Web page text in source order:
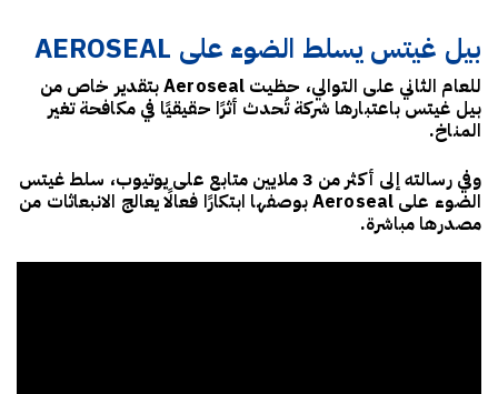
بيل غيتس يسلط الضوء على AEROSEAL
للعام الثاني على التوالي، حظيت Aerosealبتقدير خاص من
بيل غيتس باعتبارها شركة تُحدث أثرًا حقيقيًا في مكافحة تغير
المناخ.
وفي رسالته إلى أكثر من 3 ملايين متابع على يوتيوب
، سلط غيتس
الضوء على Aeroseal بوصفها ابتكارًا فعالًا يعالج الانبعاثات من
مصدرها مباشرة.